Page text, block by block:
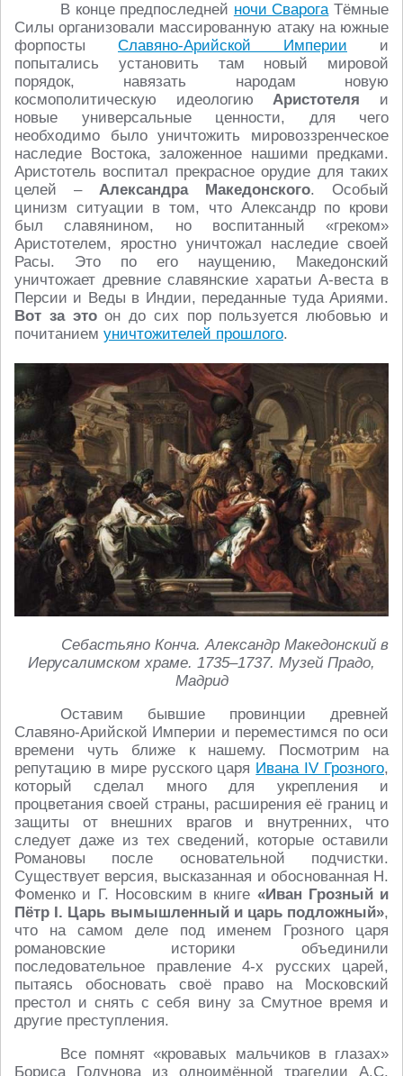
В конце предпоследней ночи СварогаТёмные
Силы организовали массированную атаку на южные
форпосты Славяно-Арийской Империи и
попытались установить там новый мировой
порядок, навязать народам новую
космополитическую идеологиюАристотеля и
новые универсальные ценности, для чего
необходимо было уничтожить мировоззренческое
наследие Востока, заложенное нашими предками.
Аристотель воспитал прекрасное орудие для таких
целей – Александра Македонского. Особый
цинизм ситуации в том, что Александр по крови
был славянином, но воспитанный «греком»
Аристотелем, яростно уничтожал наследие своей
Расы. Это по его наущению, Македонский
уничтожает древние славянские харатьи А-веста в
Персии и Веды в Индии, переданные туда Ариями.
Вот за этоон до сих пор пользуется любовью и
почитанием уничтожителей прошлого.
Себастьяно Конча. Александр Македонский в
Иерусалимском храме. 1735–1737. Музей Прадо,
Мадрид
Оставим бывшие провинции древней
Славяно-Арийской Империи и переместимся по оси
времени чуть ближе к нашему. Посмотрим на
репутацию в мире русского царя Ивана IV Грозного,
который сделал много для укрепления и
процветания своей страны, расширения её границ и
защиты от внешних врагов и внутренних, что
следует даже из тех сведений, которые оставили
Романовы после основательной подчистки.
Существует версия, высказанная и обоснованная Н.
Фоменко и Г. Носовским в книге «Иван Грозный и
Пётр I. Царь вымышленный и царь подложный»,
что на самом деле под именем Грозного царя
романовские историки объединили
последовательное правление 4-х русских царей,
пытаясь обосновать своё право на Московский
престол и снять с себя вину за Смутное время и
другие преступления.
Все помнят «кровавых мальчиков в глазах»
Бориса Годунова из одноимённой трагедии А.С.